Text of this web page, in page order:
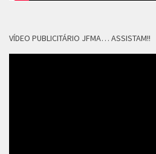
VÍDEO PUBLICITÁRIO JFMA… ASSISTAM!!